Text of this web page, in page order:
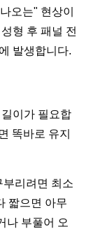
오는" 현상이
형 후 패널 전
발생합니다.
이가 필요합
똑바로 유지
부리려면 최소
짧으면 아무
나 부풀어 오